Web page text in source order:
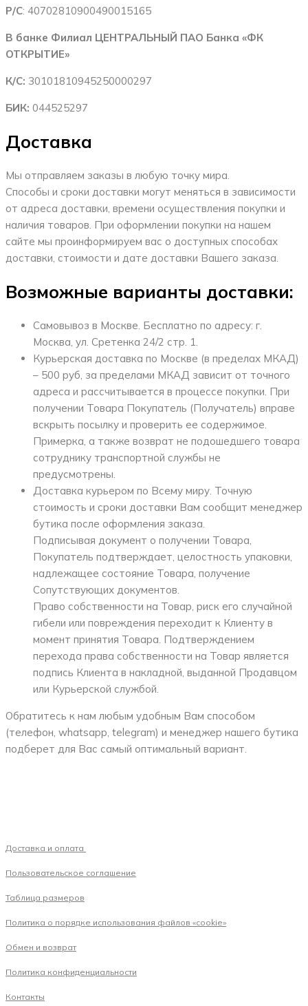
Р/С: 40702810900490015165
В банке Филиал ЦЕНТРАЛЬНЫЙ ПАО Банка «ФК
ОТКРЫТИЕ»
К/С: 30101810945250000297
БИК: 044525297
Доставка
Мы отправляем заказы в любую точку мира.
Способы и сроки доставки могут меняться в зависимости
от адреса доставки, времени осуществления покупки и
наличия товаров. При оформлении покупки на нашем
сайте мы проинформируем вас о доступных способах
доставки, стоимости и дате доставки Вашего заказа.
Возможные варианты доставки:
Самовывоз в Москве. Бесплатно по адресу: г.
Москва, ул. Сретенка 24/2 стр. 1.
Курьерская доставка по Москве (в пределах МКАД)
– 500 руб, за пределами МКАД зависит от точного
адреса и рассчитывается в процессе покупки. При
получении Товара Покупатель (Получатель) вправе
вскрыть посылку и проверить ее содержимое.
Примерка, а также возврат не подошедшего товара
сотруднику транспортной службы не
предусмотрены.
Доставка курьером по Всему миру. Точную
стоимость и сроки доставки Вам сообщит менеджер
бутика после оформления заказа.
Подписывая документ о получении Товара,
Покупатель подтверждает, целостность упаковки,
надлежащее состояние Товара, получение
Сопутствующих документов.
Право собственности на Товар, риск его случайной
гибели или повреждения переходит к Клиенту в
момент принятия Товара. Подтверждением
перехода права собственности на Товар является
подпись Клиента в накладной, выданной Продавцом
или Курьерской службой.
Обратитесь к нам любым удобным Вам способом
(телефон, whatsapp, telegram) и менеджер нашего бутика
подберет для Вас самый оптимальный вариант.
Доставка и оплата
Пользовательское соглашение
Таблица размеров
Политика о порядке использования файлов «cookie»
Обмен и возврат
Политика конфиденциальности
Контакты